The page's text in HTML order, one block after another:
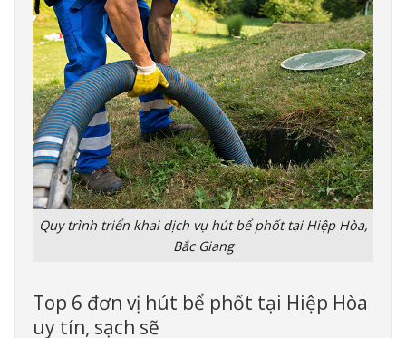
Quy trình triển khai dịch vụ hút bể phốt tại Hiệp Hòa,
Bắc Giang
Top 6 đơn vị hút bể phốt tại Hiệp Hòa
uy tín, sạch sẽ